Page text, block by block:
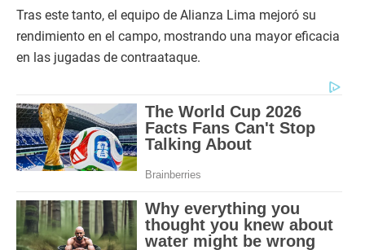
Tras este tanto, el equipo de Alianza Lima mejoró su
rendimiento en el campo, mostrando una mayor eficacia
en las jugadas de contraataque.